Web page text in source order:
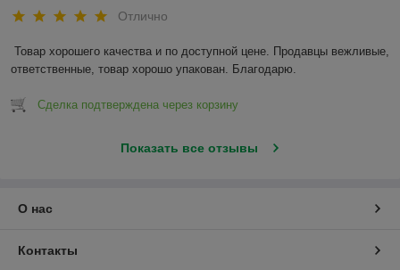
Отлично
Товар хорошего качества и по доступной цене. Продавцы вежливые,
ответственные, товар хорошо упакован. Благодарю.
Сделка подтверждена через корзину
Показать все отзывы
О нас
Контакты